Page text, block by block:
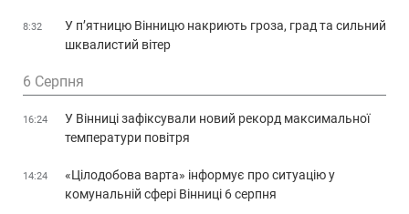
8:32
У п’ятницю Вінницю накриють гроза, град та сильний
шквалистий вітер
6 Серпня
16:24
У Вінниці зафіксували новий рекорд максимальної
температури повітря
14:24
«Цілодобова варта» інформує про ситуацію у
комунальній сфері Вінниці 6 серпня